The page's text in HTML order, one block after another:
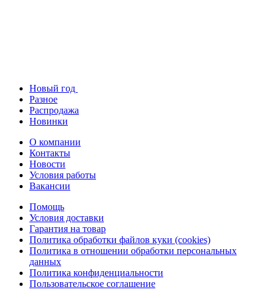
Новый год
Разное
Распродажа
Новинки
О компании
Контакты
Новости
Условия работы
Вакансии
Помощь
Условия доставки
Гарантия на товар
Политика обработки файлов куки (cookies)
Политика в отношении обработки персональных
данных
Политика конфиденциальности
Пользовательское соглашение